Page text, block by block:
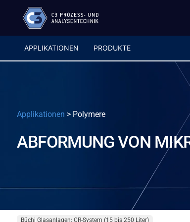
APPLIKATIONEN PRODUKTE
Applikationen >Polymere
ABFORMUNG VON
Büchi Glasanlagen: CR-System (15 bis 250 Liter)